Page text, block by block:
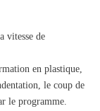
vitesse de
en plastique,
le coup de
le programme.